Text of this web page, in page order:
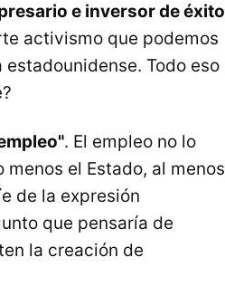
e inversor de éxito
activismo que podemos
Todo eso
. El empleo no lo
el Estado, al menos
de la expresión
que pensaría de
la creación de